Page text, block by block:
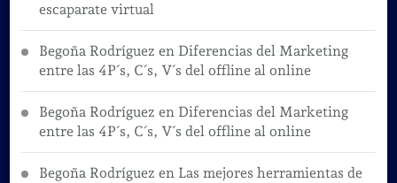
escaparate virtual
Begoña Rodríguez en Diferencias del Marketing
entre las 4P´s, C´s, V´s del offline al online
Begoña Rodríguez en Diferencias del Marketing
entre las 4P´s, C´s, V´s del offline al online
Begoña Rodríguez en Las mejores herramientas de